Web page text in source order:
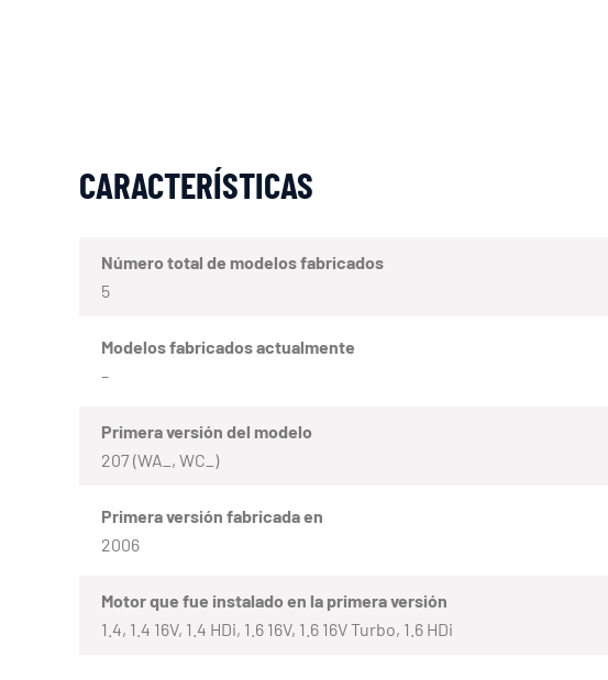
CARACTERÍSTICAS
Número total de modelos fabricados
5
Modelos fabricados actualmente
–
Primera versión del modelo
207 (WA_, WC_)
Primera versión fabricada en
2006
Motor que fue instalado en la primera versión
1.4, 1.4 16V, 1.4 HDi, 1.6 16V, 1.6 16V Turbo, 1.6 HDi